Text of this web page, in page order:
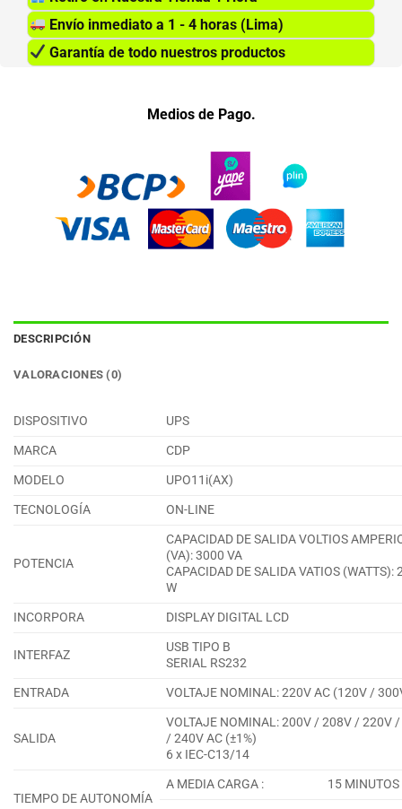
Envío inmediato a 1 - 4 horas (Lima)
Garantía de todo nuestros productos
Medios de Pago.
DESCRIPCIÓN
VALORACIONES (0)
DISPOSITIVO
UPS
MARCA
CDP
MODELO
UPO11i(AX)
TECNOLOGÍA
ON-LINE
POTENCIA
CAPACIDAD DE SALIDA VOLTIOS
(VA): 3000 VA
CAPACIDAD DE SALIDA VATIOS (WATTS):
W
INCORPORA
DISPLAY DIGITAL LCD
INTERFAZ
USB TIPO B
SERIAL RS232
ENTRADA
VOLTAJE NOMINAL: 220V AC (120V /
SALIDA
VOLTAJE NOMINAL: 200V / 208V / 220V
/ 240V AC (±1%)
6 x IEC-C13/14
TIEMPO DE AUTONOMÍA
A MEDIA CARGA :
15 MINUTOS